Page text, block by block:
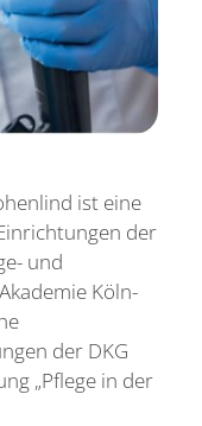
ist eine
der
und
Köln-
der DKG
„Pflege in der